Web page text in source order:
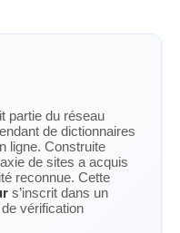
partie du réseau
de dictionnaires
ligne. Construite
de sites a acquis
reconnue. Cette
s’inscrit dans un
vérification